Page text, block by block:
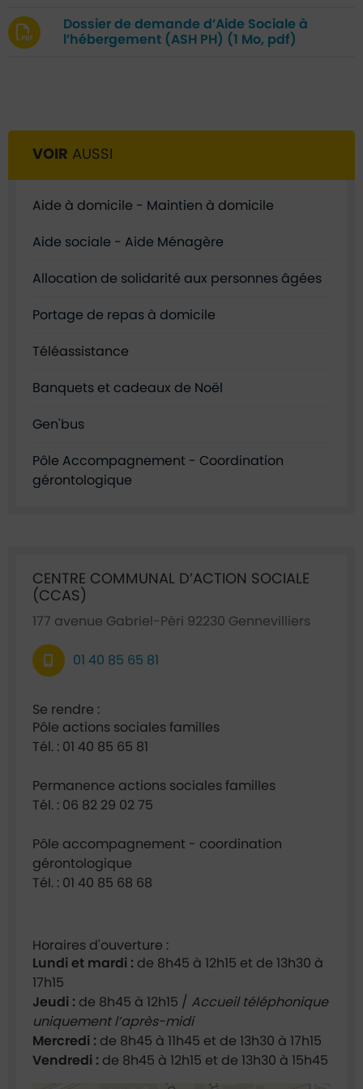
Dossier de demande d’Aide Sociale à
l’hébergement (ASH PH) (1 Mo, pdf)
VOIR AUSSI
Aide à domicile - Maintien à domicile
Aide sociale - Aide Ménagère
Allocation de solidarité aux personnes âgées
Portage de repas à domicile
Téléassistance
Banquets et cadeaux de Noël
Gen'bus
Pôle Accompagnement - Coordination
gérontologique
CENTRE COMMUNAL D’ACTION SOCIALE
(CCAS)
177 avenue Gabriel-Péri 92230 Gennevilliers
01 40 85 65 81
Se rendre :
Pôle actions sociales familles
Tél. : 01 40 85 65 81
Permanence actions sociales familles
Tél. : 06 82 29 02 75
Pôle accompagnement - coordination
gérontologique
Tél. : 01 40 85 68 68
Horaires d'ouverture :
Lundi et mardi : de 8h45 à 12h15 et de 13h30 à
17h15
Jeudi : de 8h45 à 12h15 / Accueil téléphonique
uniquement l’après-midi
Mercredi : de 8h45 à 11h45 et de 13h30 à 17h15
Vendredi : de 8h45 à 12h15 et de 13h30 à 15h45